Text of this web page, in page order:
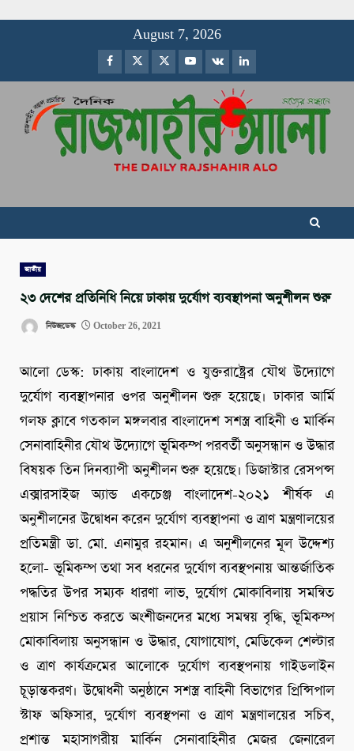
August 7, 2026
Facebook
TwitterInstagram
Youtube
VK LinkedIn
জাতীয়
২৩ দেশের প্রতিনিধি নিয়ে ঢাকায় দুর্যোগ ব্যবস্থাপনা অনুশীলন শুরু
নিউজডেস্ক October 26, 2021
আলো ডেস্ক: ঢাকায় বাংলাদেশ ও যুক্তরাষ্ট্রের যৌথ উদ্যোগে
দুর্যোগ ব্যবস্থাপনার ওপর অনুশীলন শুরু হয়েছে। ঢাকার আর্মি
গলফ ক্লাবে গতকাল মঙ্গলবার বাংলাদেশ সশস্ত্র বাহিনী ও মার্কিন
সেনাবাহিনীর যৌথ উদ্যোগে ভূমিকম্প পরবর্তী অনুসন্ধান ও উদ্ধার
বিষয়ক তিন দিনব্যাপী অনুশীলন শুরু হয়েছে। ডিজাস্টার রেসপন্স
এক্সারসাইজ অ্যান্ড একচেঞ্জ বাংলাদেশ-২০২১ শীর্ষক এ
অনুশীলনের উদ্বোধন করেন দুর্যোগ ব্যবস্থাপনা ও ত্রাণ মন্ত্রণালয়ের
প্রতিমন্ত্রী ডা. মো. এনামুর রহমান। এ অনুশীলনের মূল উদ্দেশ্য
হলো- ভূমিকম্প তথা সব ধরনের দুর্যোগ ব্যবস্থপনায় আন্তর্জাতিক
পদ্ধতির উপর সম্যক ধারণা লাভ, দুর্যোগ মোকাবিলায় সমন্বিত
প্রয়াস নিশ্চিত করতে অংশীজনদের মধ্যে সমন্বয় বৃদ্ধি, ভূমিকম্প
মোকাবিলায় অনুসন্ধান ও উদ্ধার, যোগাযোগ, মেডিকেল শেল্টার
ও ত্রাণ কার্যক্রমের আলোকে দুর্যোগ ব্যবস্থপনায় গাইডলাইন
চূড়ান্তকরণ। উদ্বোধনী অনুষ্ঠানে সশস্ত্র বাহিনী বিভাগের প্রিন্সিপাল
স্টাফ অফিসার, দুর্যোগ ব্যবস্থপনা ও ত্রাণ মন্ত্রণালয়ের সচিব,
প্রশান্ত মহাসাগরীয় মার্কিন সেনাবাহিনীর মেজর জেনারেল